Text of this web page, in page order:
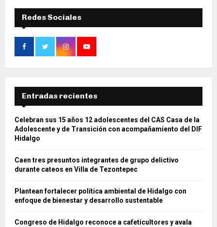
Redes Sociales
Entradas recientes
Celebran sus 15 años 12 adolescentes del CAS Casa de la
Adolescente y de Transición con acompañamiento del DIF
Hidalgo
Caen tres presuntos integrantes de grupo delictivo
durante cateos en Villa de Tezontepec
Plantean fortalecer política ambiental de Hidalgo con
enfoque de bienestar y desarrollo sustentable
Congreso de Hidalgo reconoce a cafeticultores y avala